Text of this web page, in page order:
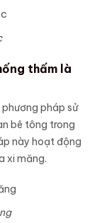
thấm là
pháp sử
bê tông trong
này hoạt động
xi măng.